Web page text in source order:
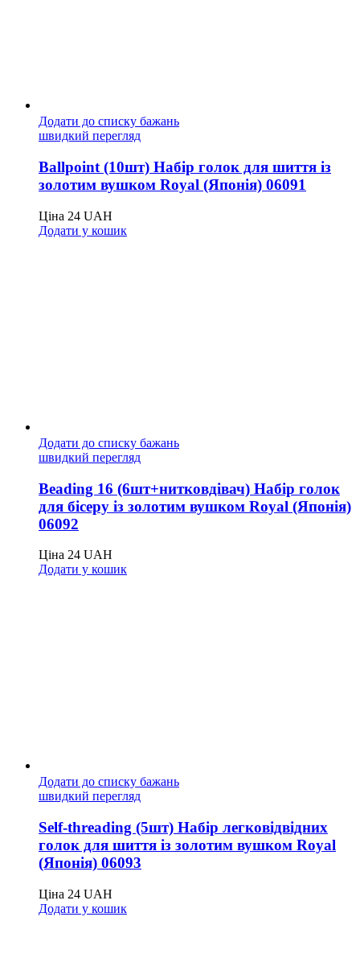
Додати до списку бажань
швидкий перегляд
Ballpoint (10шт) Набір голок для шиття із
золотим вушком Royal (Японія) 06091
Ціна 24 UAH
Додати у кошик
Додати до списку бажань
швидкий перегляд
Beading 16 (6шт+нитковдівач) Набір голок
для бісеру із золотим вушком Royal (Японія)
06092
Ціна 24 UAH
Додати у кошик
Додати до списку бажань
швидкий перегляд
Self-threading (5шт) Набір легковідвідних
голок для шиття із золотим вушком Royal
(Японія) 06093
Ціна 24 UAH
Додати у кошик